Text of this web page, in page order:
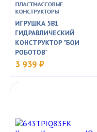
ПЛАСТМАССОВЫЕ
КОНСТРУКТОРЫ
ИГРУШКА 5В1
ГИДРАВЛИЧЕСКИЙ
КОНСТРУКТОР "БОИ
РОБОТОВ"
3 939 ₽